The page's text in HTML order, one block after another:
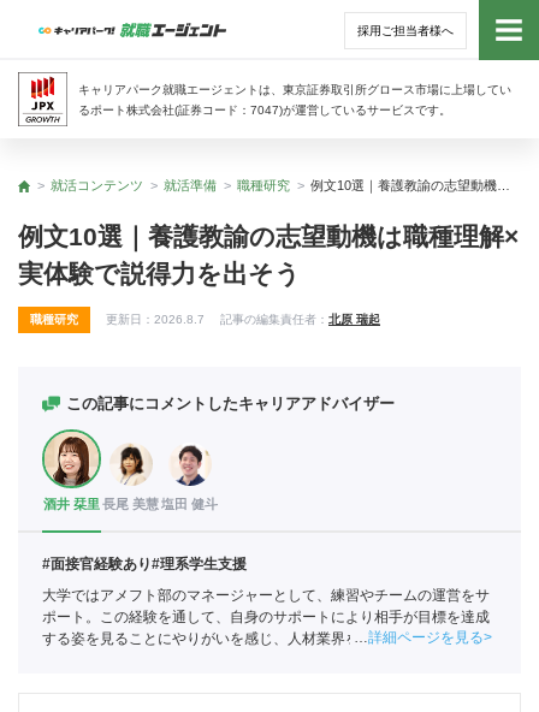
採用ご担当者様へ
キャリアパーク就職エージェントは、東京証券取引所グロース市場に上場してい
るポート株式会社(証券コード：7047)が運営しているサービスです。
トッ
トップ
就活コンテンツ 就活準備 職種研究
例文10選｜養護教諭の志望動機は職種理解×
実体験で説得力を出そう
職種研究 更新日： 2026.8.7 記事の編集責任者： 北原 瑞起
この記事にコメントしたキャリアアドバイザー
酒井 栞里 長尾 美慧塩田 健斗
#面接官経験あり#理系学生支援
大学ではアメフト部のマネージャーとして、練習やチームの運営をサ
ポート。この経験を通して、自身のサポートにより相手が目標を達成
する姿を見ることにやりがいを感じ、人材業界を目指す。ポートに新
詳細ページを見る